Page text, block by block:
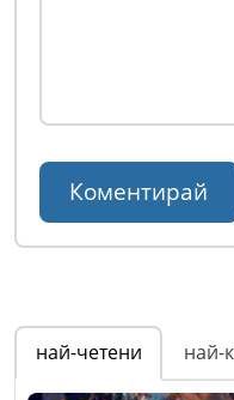
най-четени най-